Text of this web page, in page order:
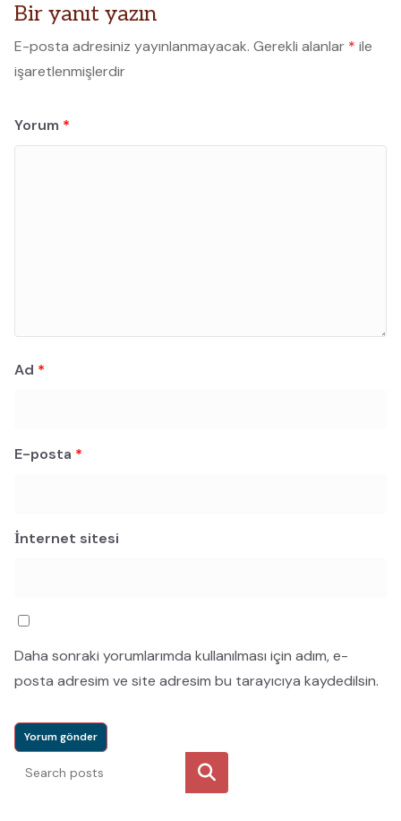
Bir yanıt yazın
E-posta adresiniz yayınlanmayacak. Gerekli alanlar * ile
işaretlenmişlerdir
Yorum *
Ad *
E-posta *
İnternet sitesi
Daha sonraki yorumlarımda kullanılması için adım, e-
posta adresim ve site adresim bu tarayıcıya kaydedilsin.
Ara